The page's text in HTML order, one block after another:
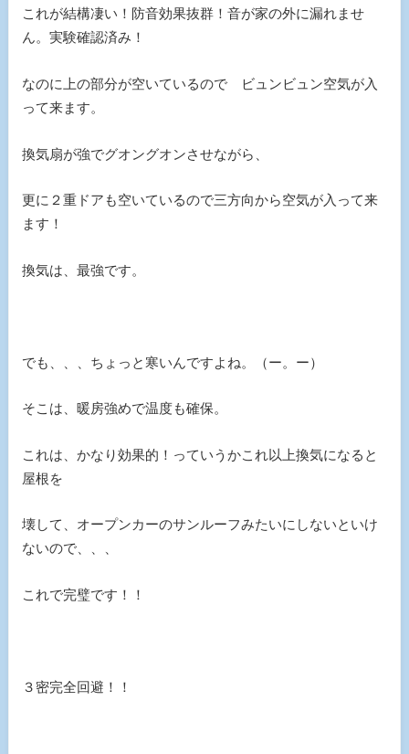
これが結構凄い！防音効果抜群！音が家の外に漏れませ
ん。実験確認済み！
なのに上の部分が空いているので ビュンビュン空気が入
って来ます。
換気扇が強でグオングオンさせながら、
更に２重ドアも空いているので三方向から空気が入って来
ます！
換気は、最強です。
でも、、、ちょっと寒いんですよね。（ー。ー）
そこは、暖房強めで温度も確保。
これは、かなり効果的！っていうかこれ以上換気になると
屋根を
壊して、オープンカーのサンルーフみたいにしないといけ
ないので、、、
これで完璧です！！
３密完全回避！！